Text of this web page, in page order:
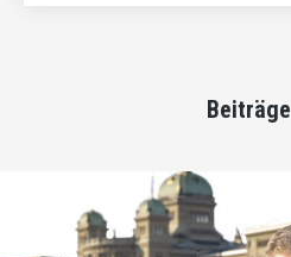
Beiträge